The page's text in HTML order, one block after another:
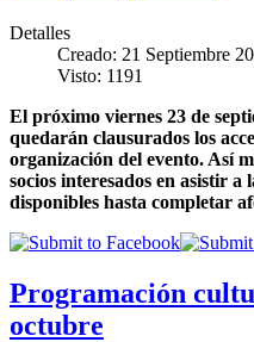
Detalles
Creado: 21 Septiembre
Visto: 1191
El próximo viernes 23 de
quedarán clausurados los
organización del evento. Así
socios interesados en asistir
disponibles hasta completar
Programación
octubre